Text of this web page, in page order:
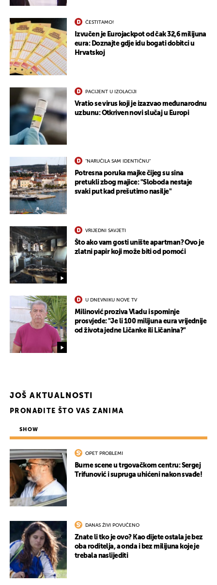
ČESTITAMO!
Izvučen je Eurojackpot od čak 32,6 milijuna
eura: Doznajte gdje idu bogati dobitci u
Hrvatskoj
PACIJENT U IZOLACIJI
Vratio se virus koji je izazvao međunarodnu
uzbunu: Otkriven novi slučaj u Europi
"NARUČILA SAM IDENTIČNU"
Potresna poruka majke čijeg su sina
pretukli zbog majice: "Sloboda nestaje
svaki put kad prešutimo nasilje"
VRIJEDNI SAVJETI
Što ako vam gosti unište apartman? Ovo je
zlatni papir koji može biti od pomoći
U DNEVNIKU NOVE TV
Milinović proziva Vladu i spominje
prosvjede: "Je li 100 milijuna eura vrijednije
od života jedne Ličanke ili Ličanina?"
JOŠ AKTUALNOSTI
PRONAĐITE ŠTO VAS ZANIMA
SHOW
OPET PROBLEMI
Burne scene u trgovačkom centru: Sergej
Trifunović i supruga uhićeni nakon svađe!
DANAS ŽIVI POVUČENO
Znate li tko je ovo? Kao dijete ostala je bez
oba roditelja, a onda i bez milijuna koje je
trebala naslijediti
UKLJUČITE NOTIFIKACIJE